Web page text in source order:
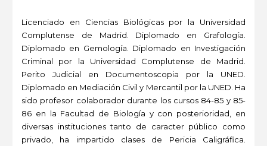
Licenciado en Ciencias Biológicas por la Universidad
Complutense de Madrid. Diplomado en Grafología.
Diplomado en Gemología. Diplomado en Investigación
Criminal por la Universidad Complutense de Madrid.
Perito Judicial en Documentoscopia por la UNED.
Diplomado en Mediación Civil y Mercantil por la UNED. Ha
sido profesor colaborador durante los cursos 84-85 y 85-
86 en la Facultad de Biología y con posterioridad, en
diversas instituciones tanto de caracter público como
privado, ha impartido clases de Pericia Caligráfica.